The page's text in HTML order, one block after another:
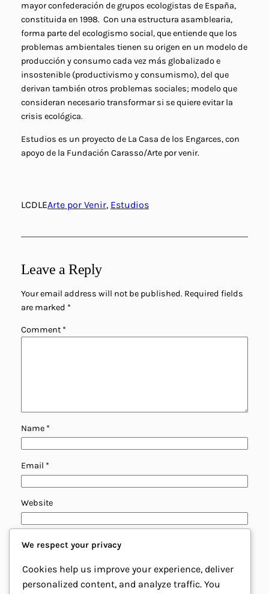
mayor confederación de grupos ecologistas de España,
constituida en 1998. Con una estructura asamblearia,
forma parte del ecologismo social, que entiende que los
problemas ambientales tienen su origen en un modelo de
producción y consumo cada vez más globalizado e
insostenible (productivismo y consumismo), del que
derivan también otros problemas sociales; modelo que
consideran necesario transformar si se quiere evitar la
crisis ecológica.
Estudios es un proyecto de La Casa de los Engarces, con
apoyo de la Fundación Carasso/Arte por venir.
LCDLEArte por Venir, Estudios
Leave a Reply
Your email address will not be published. Required fields
are marked *
Comment *
Name *
Email *
Website
Save my name, email, and website in this browser for
We respect your privacy
Cookies help us improve your experience, deliver
personalized content, and analyze traffic. You